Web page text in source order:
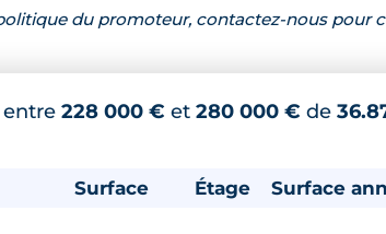
du promoteur, contactez-nous pour
entre 228 000 € et 280 000 € de
Surface Étage Surface